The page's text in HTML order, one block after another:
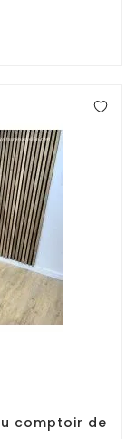
comptoir de